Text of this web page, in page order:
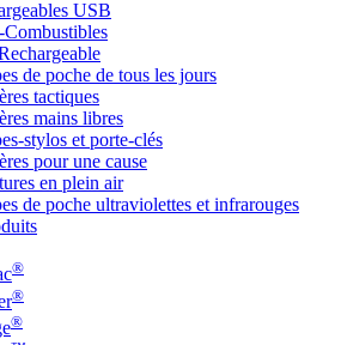
USB
de poche de tous les jours
tactiques
mains libres
stylos et porte-clés
pour une cause
en plein air
de poche ultraviolettes et infrarouges
®
®
®